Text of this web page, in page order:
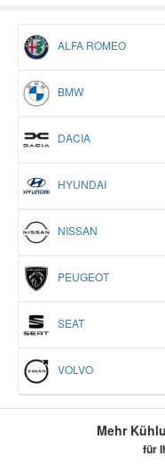
ALFA ROMEO
BMW
DACIA
HYUNDAI
NISSAN
PEUGEOT
SEAT
VOLVO
Mehr
für